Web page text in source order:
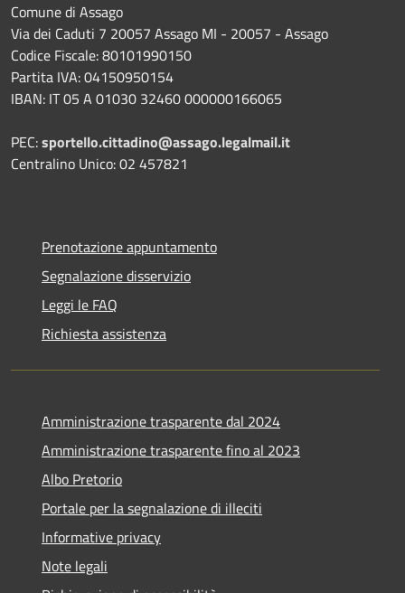
Comune di Assago
Via dei Caduti 7 20057 Assago MI - 20057 - Assago
Codice Fiscale: 80101990150
Partita IVA: 04150950154
IBAN: IT 05 A 01030 32460 000000166065
PEC:sportello.cittadino@assago.legalmail.it
Centralino Unico: 02 457821
Prenotazione appuntamento
Segnalazione disservizio
Leggi le FAQ
Richiesta assistenza
Amministrazione trasparente dal 2024
Amministrazione trasparente fino al 2023
Albo Pretorio
Portale per la segnalazione di illeciti
Informative privacy
Note legali